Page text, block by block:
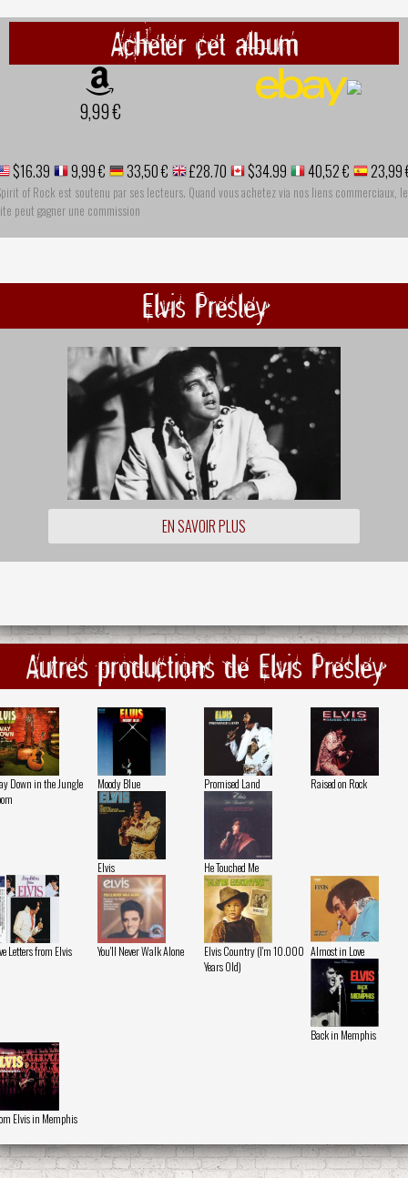
Acheter cet album
9,99 €
$16.39 9,99 € 33,50 € £28.70 $34.99 40,52 € 23,99
of Rock est soutenu par ses lecteurs. Quand vous achetez via nos liens commerciaux, le
peut gagner une commission
Elvis Presley
EN SAVOIR PLUS
Autres productions de Elvis Presley
Down in the Jungle
Moody Blue Promised Land Raised on Rock
Elvis He Touched Me
Letters from Elvis You'll Never Walk Alone
Elvis Country (I'm 10.000
Years Old)
Almost in Love
Back in Memphis
Elvis in Memphis